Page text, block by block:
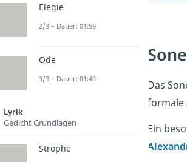
Das
formale
Ein
Elegie
2/3 – Dauer: 01:59
Ode
3/3 – Dauer: 01:40
Lyrik
Gedicht Grundlagen
Strophe